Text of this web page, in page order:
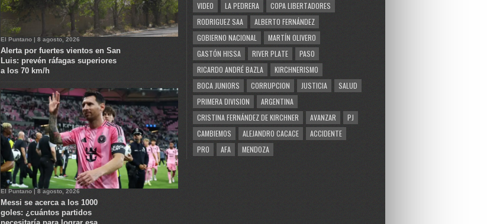
El Puntano | 8 agosto, 2026
Alerta por fuertes vientos en San
Luis: prevén ráfagas superiores
a los 70 km/h
El Puntano | 8 agosto, 2026
Messi se acerca a los 1000
goles: ¿cuántos partidos
VIDEO
LA PEDRERA
COPA LIBERTADORES
RODRIGUEZ SAA
ALBERTO FERNÁNDEZ
GOBIERNO NACIONAL
MARTÍN OLIVERO
GASTÓN HISSA
RIVER PLATE
PASO
RICARDO ANDRÉ BAZLA
KIRCHNERISMO
BOCA JUNIORS
CORRUPCION JUSTICIA
SALUD
PRIMERA DIVISION
ARGENTINA
CRISTINA FERNÁNDEZ DE KIRCHNER
AVANZAR
PJ
CAMBIEMOS
ALEJANDRO CACACE
ACCIDENTE
PRO
AFA MENDOZA